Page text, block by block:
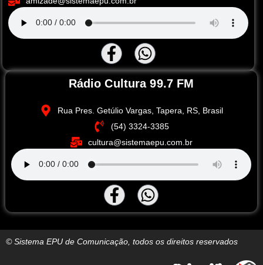
Rádio Cultura 99.7 FM
Rua Pres. Getúlio Vargas, Tapera, RS, Brasil
(54) 3324-3385
cultura@sistemaepu.com.br
© Sistema EPU de Comunicação, todos os direitos reservados